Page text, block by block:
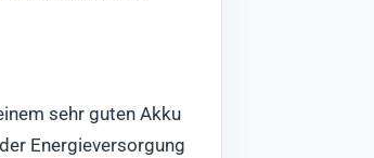
sehr guten Akku
Energieversorgung